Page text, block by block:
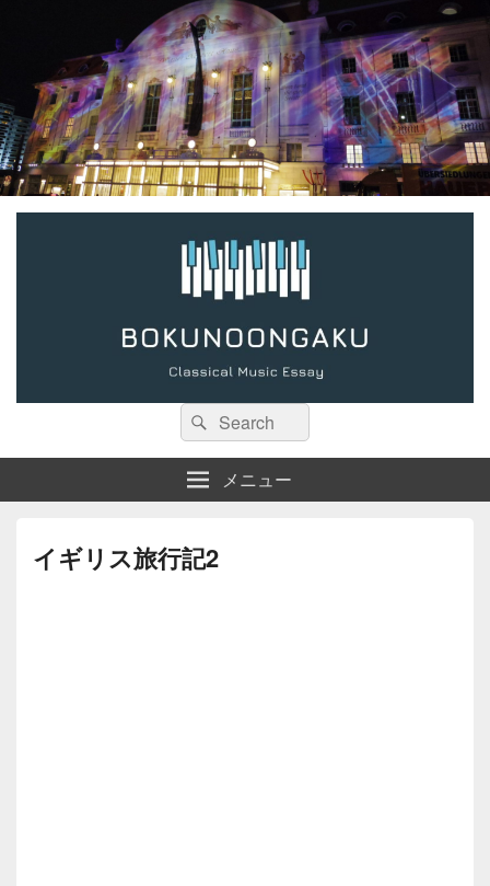
検
索:
検
索
メニュー
イギリス旅行記2